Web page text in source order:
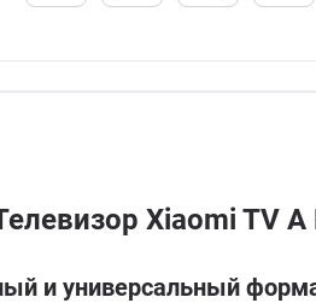
Xiaomi TV
и универсальный